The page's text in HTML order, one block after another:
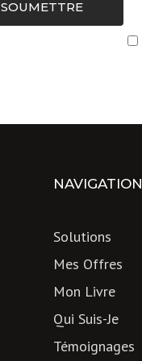
SOUMETTRE
NAVIGATION
Solutions
Mes Offres
Mon Livre
Qui Suis-Je
Témoignages